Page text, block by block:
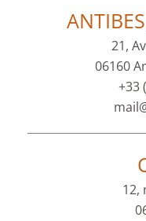
21,
06160
+33
12,